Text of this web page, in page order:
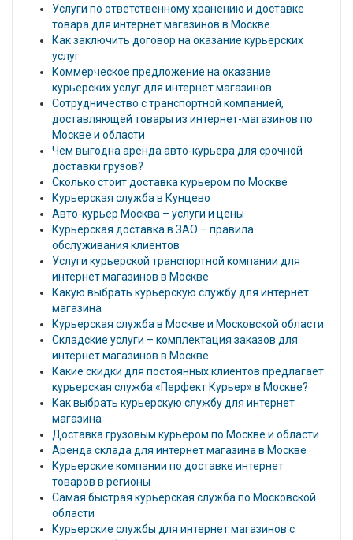
Услуги по ответственному хранению и доставке
товара для интернет магазинов в Москве
Как заключить договор на оказание курьерских
услуг
Коммерческое предложение на оказание
курьерских услуг для интернет магазинов
Сотрудничество с транспортной компанией,
доставляющей товары из интернет-магазинов по
Москве и области
Чем выгодна аренда авто-курьера для срочной
доставки грузов?
Сколько стоит доставка курьером по Москве
Курьерская служба в Кунцево
Авто-курьер Москва – услуги и цены
Курьерская доставка в ЗАО – правила
обслуживания клиентов
Услуги курьерской транспортной компании для
интернет магазинов в Москве
Какую выбрать курьерскую службу для интернет
магазина
Курьерская служба в Москве и Московской области
Складские услуги – комплектация заказов для
интернет магазинов в Москве
Какие скидки для постоянных клиентов предлагает
курьерская служба «Перфект Курьер» в Москве?
Как выбрать курьерскую службу для интернет
магазина
Доставка грузовым курьером по Москве и области
Аренда склада для интернет магазина в Москве
Курьерские компании по доставке интернет
товаров в регионы
Самая быстрая курьерская служба по Московской
области
Курьерские службы для интернет магазинов с